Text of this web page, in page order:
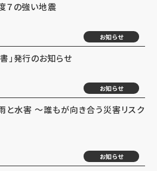
７の強い地震
お知らせ
」発行のお知らせ
お知らせ
と水害 ～誰もが向き合う災害リスク
お知らせ